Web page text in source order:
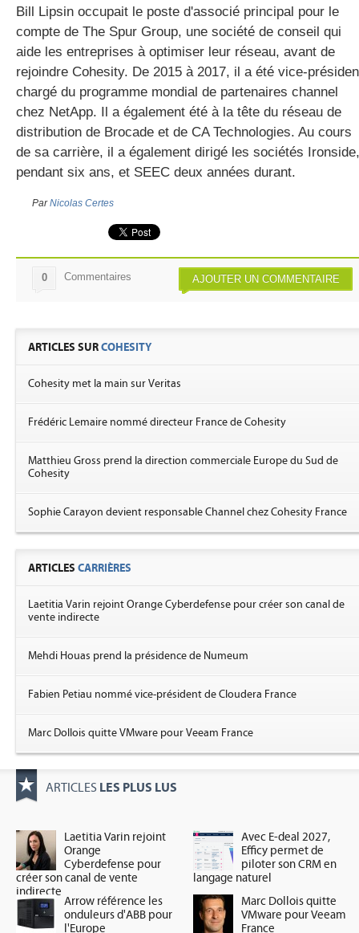
Bill Lipsin occupait le poste d'associé principal pour le
compte de The Spur Group, une société de conseil qui
aide les entreprises à optimiser leur réseau, avant de
rejoindre Cohesity. De 2015 à 2017, il a été vice-
chargé du programme mondial de partenaires channel
chez NetApp. Il a également été à la tête du réseau de
distribution de Brocade et de CA Technologies. Au cours
de sa carrière, il a également dirigé les sociétés Ironside,
pendant six ans, et SEEC deux années durant.
ParNicolas Certes
AJOUTER UN COMMENTAIRE
0 Commentaires
ARTICLES SURCOHESITY
Cohesity met la main sur Veritas
Frédéric Lemaire nommé directeur France de Cohesity
Matthieu Gross prend la direction commerciale Europe du Sud de
Cohesity
Sophie Carayon devient responsable Channel chez Cohesity France
ARTICLES CARRIÈRES
Laetitia Varin rejoint Orange Cyberdefense pour créer son canal de
vente indirecte
Mehdi Houas prend la présidence de Numeum
Fabien Petiau nommé vice-président de Cloudera France
Marc Dollois quitte VMware pour Veeam France
ARTICLES LES PLUS LUS
Laetitia Varin rejoint
Orange
Cyberdefense pour
créer son canal de vente
indirecte
Avec E-deal 2027,
Efficy permet de
piloter son CRM en
langage naturel
Arrow référence les
onduleurs d'ABB pour
l'Europe
Marc Dollois quitte
VMware pour Veeam
France